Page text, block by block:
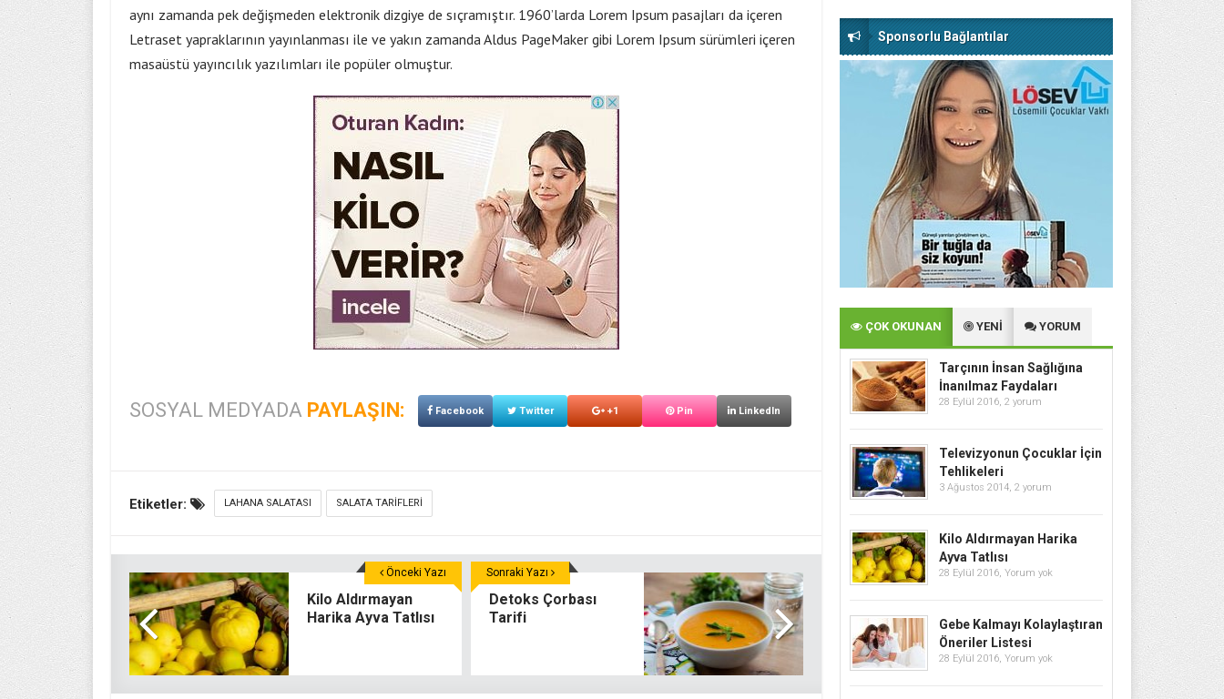
aynı zamanda pek değişmeden elektronik dizgiye de sıçramıştır. 1960’larda Lorem Ipsum pasajları da içeren
Letraset yapraklarının yayınlanması ile ve yakın zamanda Aldus PageMaker gibi Lorem Ipsum sürümleri içeren
masaüstü yayıncılık yazılımları ile popüler olmuştur.
SOSYAL MEDYADA PAYLAŞIN: Facebook Twitter +1 Pin LinkedIn
Etiketler: LAHANA SALATASI SALATA TARIFLERI
Kilo Aldırmayan
Harika Ayva Tatlısı
Önceki Yazı
Detoks Çorbası
Tarifi
Sonraki Yazı
Sponsorlu Bağlantılar
ÇOK OKUNAN YENİ YORUM
Tarçının İnsan Sağlığına
İnanılmaz Faydaları
28 Eylül 2016, 2 yorum
Televizyonun Çocuklar İçin
Tehlikeleri
3 Ağustos 2014, 2 yorum
Kilo Aldırmayan Harika
Ayva Tatlısı
28 Eylül 2016, Yorum yok
Gebe Kalmayı Kolaylaştıran
Öneriler Listesi
28 Eylül 2016, Yorum yok